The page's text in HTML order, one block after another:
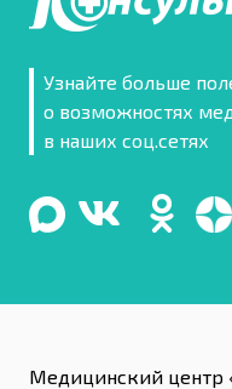
Узнайте больше
о возможностях
в наших соц.сетях
Медицинский центр